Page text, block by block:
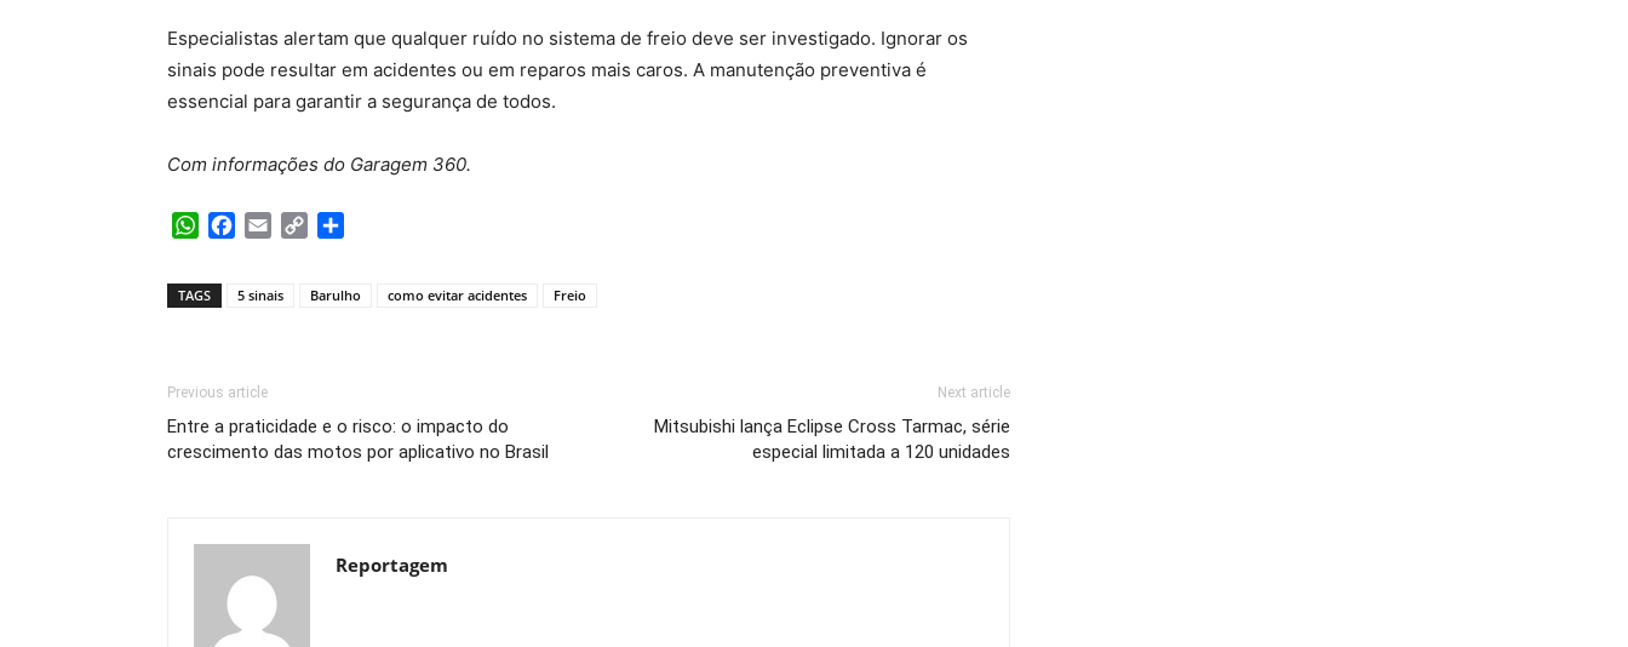
Especialistas alertam que qualquer ruído no sistema de freio deve ser investigado. Ignorar os
sinais pode resultar em acidentes ou em reparos mais caros. A manutenção preventiva é
essencial para garantir a segurança de todos.
Com informações do Garagem 360.
WhatsApp
Facebook
Email Copy
TAGS 5 sinais Barulho como evitar acidentes Freio
Previous article
Entre a praticidade e o risco: o impacto do
crescimento das motos por aplicativo no Brasil
Next article
Mitsubishi lança Eclipse Cross Tarmac, série
especial limitada a 120 unidades
Reportagem